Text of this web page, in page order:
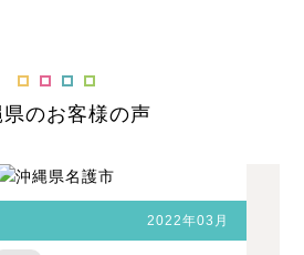
のお客様の声
2022年03月